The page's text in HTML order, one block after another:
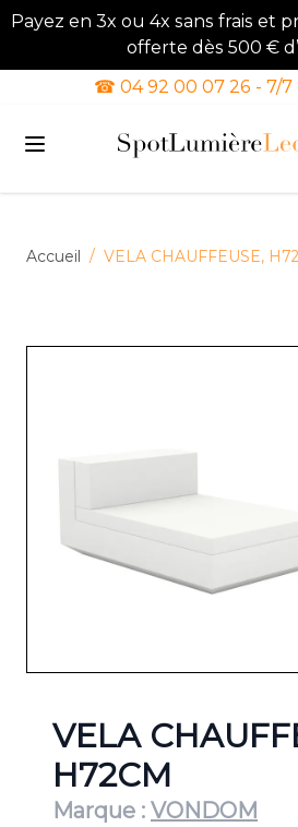
Payez en 3x ou 4x sans frais et
offerte dès 500 €
☎ 04 92 00 07 26 - 7/7
Accueil / VELA CHAUFFEUSE,
VELA
H72CM
Marque : VONDOM